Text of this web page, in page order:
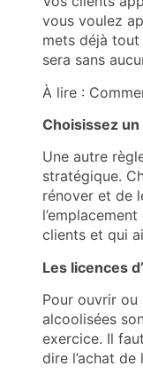
vous voulez
mets déjà
sera sans
À lire :
Choisissez
Une autre
stratégique.
rénover et de
clients et qui
Les licences
Pour ouvrir ou
alcoolisées
exercice. Il
dire l’achat